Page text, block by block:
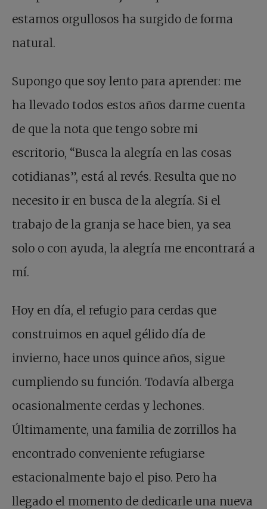
estamos orgullosos ha surgido de forma
natural.
Supongo que soy lento para aprender: me
ha llevado todos estos años darme cuenta
de que la nota que tengo sobre mi
escritorio, “Busca la alegría en las cosas
cotidianas”, está al revés. Resulta que no
necesito ir en busca de la alegría. Si el
trabajo de la granja se hace bien, ya sea
solo o con ayuda, la alegría me encontrará a
mí.
Hoy en día, el refugio para cerdas que
construimos en aquel gélido día de
invierno, hace unos quince años, sigue
cumpliendo su función. Todavía alberga
ocasionalmente cerdas y lechones.
Últimamente, una familia de zorrillos ha
encontrado conveniente refugiarse
estacionalmente bajo el piso. Pero ha
llegado el momento de dedicarle una nueva